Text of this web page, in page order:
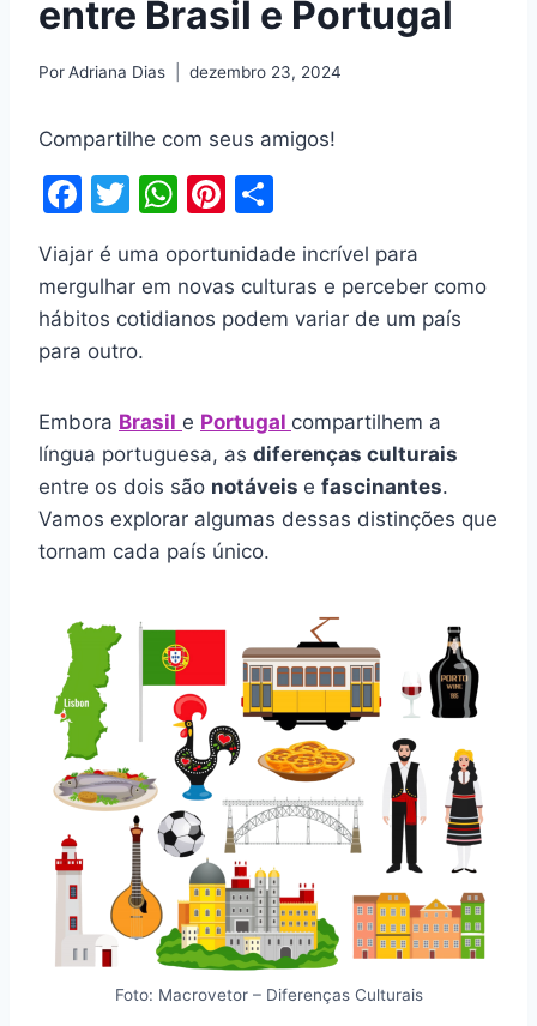
entre Brasil e Portugal
PorAdriana Dias dezembro 23, 2024
Compartilhe com seus amigos!
F
c
e
b
o
k
T
itt
er
W
at
s
p
Pi
er
e
ar
e
Viajar é uma oportunidade incrível para
mergulhar em novas culturas e perceber como
hábitos cotidianos podem variar de um país
para outro.
Embora Brasil e Portugal compartilhem a
língua portuguesa, as diferenças culturais
entre os dois são notáveis e fascinantes.
Vamos explorar algumas dessas distinções que
tornam cada país único.
Foto: Macrovetor – Diferenças Culturais